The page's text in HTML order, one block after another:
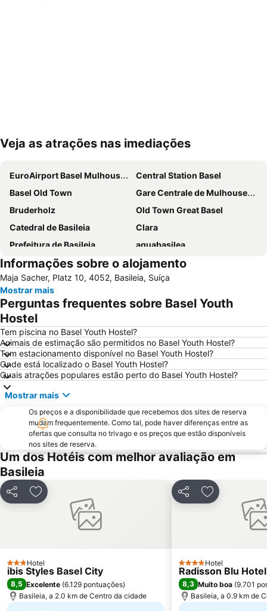
Ampliar mapa
Veja as atrações nas imediações
EuroAirport Basel Mulhouse Freiburg
Central Station Basel
Basel Old Town
Gare Centrale de Mulhouse-Ville
Bruderholz
Old Town Great Basel
Catedral de Basileia
Clara
Prefeitura de Basileia
aquabasilea
Badischer Bahnhof
St Johann
Barfüsserplatz
Old Town Little Basel
Congress Center Basel
Basel Carnival
Baselworld
Kleinhüningen
Vitra Design Museum
Wettstein
Baseler Weihnachtsmarkt
St Alban
Nature
Informações sobre o alojamento
Maja Sacher, Platz 10, 4052, Basileia, Suíça
Mostrar mais
Perguntas frequentes sobre Basel Youth
Hostel
Tem piscina no Basel Youth Hostel?
Animais de estimação são permitidos no Basel Youth Hostel?
Tem estacionamento disponível no Basel Youth Hostel?
Onde está localizado o Basel Youth Hostel?
Quais atrações populares estão perto do Basel Youth Hostel?
Mostrar mais
Os preços e a disponibilidade que recebemos dos sites de reserva
mudam frequentemente. Como tal, pode haver diferenças entre as
ofertas que consulta no trivago e os preços que estão disponíveis
nos sites de reserva.
Um dos Hotéis com melhor avaliação em
Basileia
PartilharAdicionar aos favoritos
3 Estrelas
Hotel
ibis Styles Basel City
8,5 Excelente (6.129 pontuações)
Basileia, a 2.0 km de Centro da cidade
PartilharAdicionar
4 Estrelas
Hotel
Radisson Blu
8,3 Muito boa (9.701
Basileia, a 0.9 km de